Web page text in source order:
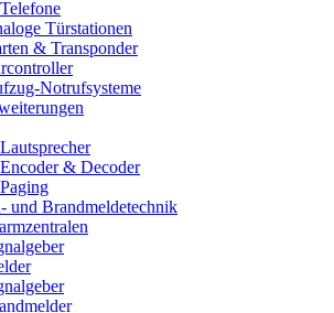
Türstationen
& Transponder
Notrufsysteme
& Decoder
und Brandmeldetechnik